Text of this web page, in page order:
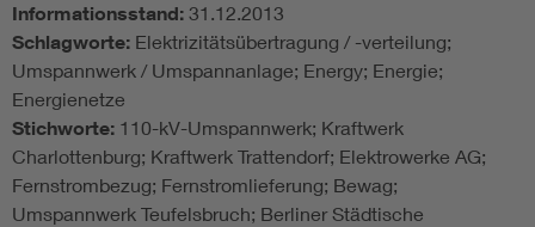
Informationsstand: 31.12.2013
Schlagworte: Elektrizitätsübertragung / -verteilung;
Umspannwerk / Umspannanlage; Energy; Energie;
Energienetze
Stichworte: 110-kV-Umspannwerk; Kraftwerk
Charlottenburg; Kraftwerk Trattendorf; Elektrowerke AG;
Fernstrombezug; Fernstromlieferung; Bewag;
Umspannwerk Teufelsbruch; Berliner Städtische